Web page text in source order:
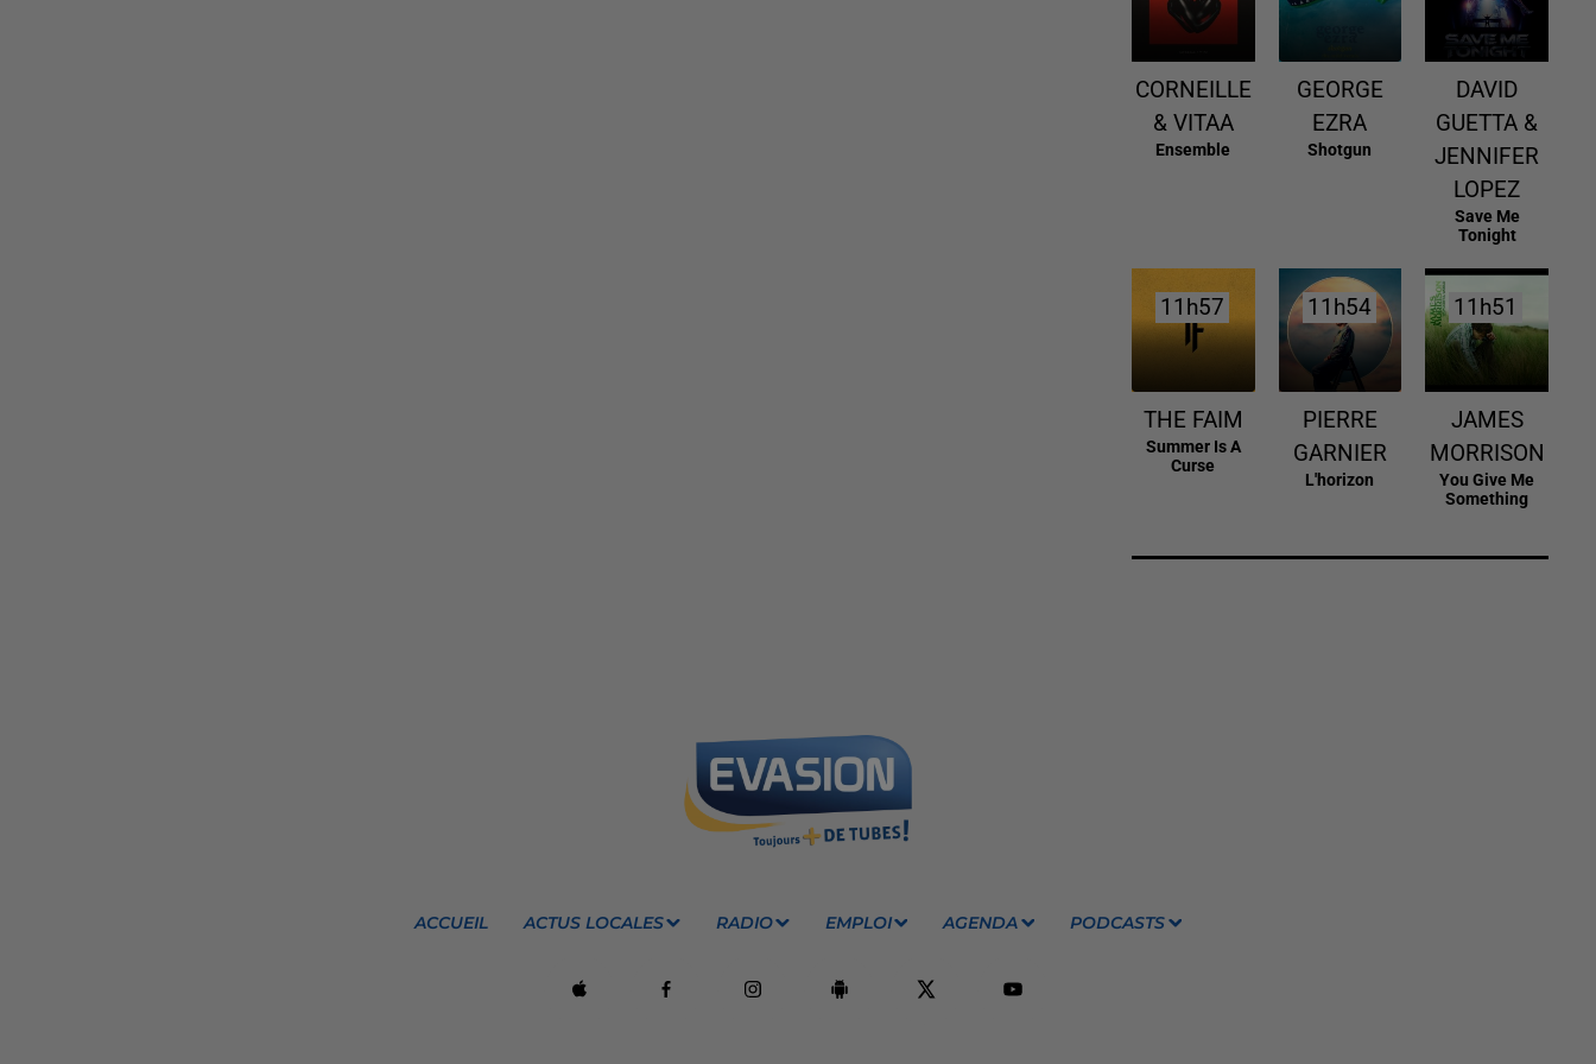
CORNEILLE
& VITAA
Ensemble
GEORGE
EZRA
Shotgun
DAVID
GUETTA &
JENNIFER
LOPEZ
Save Me
Tonight
11h57
11h57
THE FAIM
Summer Is A
Curse
11h54
11h54
PIERRE
GARNIER
L'horizon
11h51
11h51
JAMES
MORRISON
You Give Me
Something
ACCUEIL ACTUS LOCALES RADIO EMPLOI AGENDA PODCASTS